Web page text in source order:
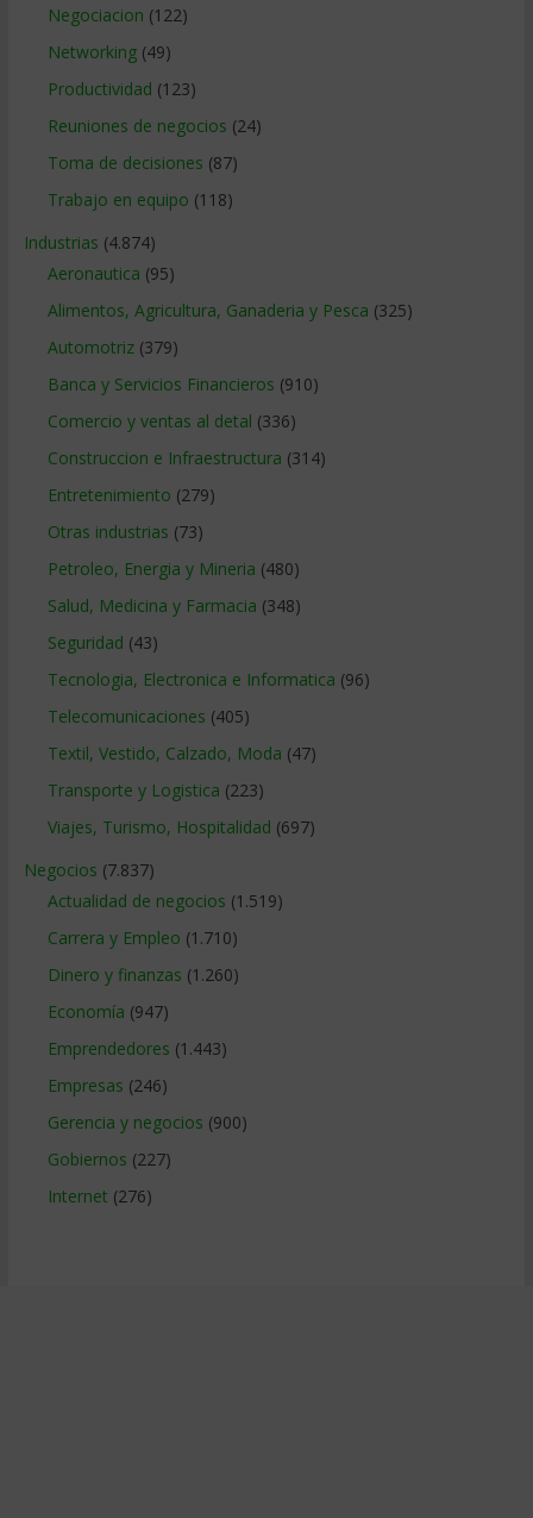
Negociacion (122)
Networking(49)
Productividad (123)
Reuniones de negocios (24)
Toma de decisiones (87)
Trabajo en equipo (118)
Industrias (4.874)
Aeronautica (95)
Alimentos, Agricultura, Ganaderia y Pesca (325)
Automotriz(379)
Banca y Servicios Financieros (910)
Comercio y ventas al detal (336)
Construccion e Infraestructura (314)
Entretenimiento (279)
Otras industrias (73)
Petroleo, Energia y Mineria (480)
Salud, Medicina y Farmacia (348)
Seguridad (43)
Tecnologia, Electronica e Informatica (96)
Telecomunicaciones (405)
Textil, Vestido, Calzado, Moda (47)
Transporte y Logistica (223)
Viajes, Turismo, Hospitalidad (697)
Negocios (7.837)
Actualidad de negocios (1.519)
Carrera y Empleo (1.710)
Dinero y finanzas (1.260)
Economía (947)
Emprendedores (1.443)
Empresas (246)
Gerencia y negocios (900)
Gobiernos (227)
Internet (276)